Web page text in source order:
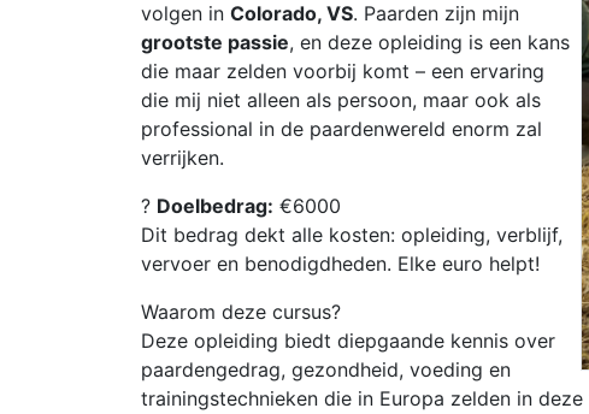
volgen in Colorado, VS. Paarden zijn mijn
grootste passie, en deze opleiding is een kans
die maar zelden voorbij komt – een ervaring
die mij niet alleen als persoon, maar ook als
professional in de paardenwereld enorm zal
verrijken.
? Doelbedrag: €6000
Dit bedrag dekt alle kosten: opleiding, verblijf,
vervoer en benodigdheden. Elke euro helpt!
Waarom deze cursus?
Deze opleiding biedt diepgaande kennis over
paardengedrag, gezondheid, voeding en
trainingstechnieken die in Europa zelden in